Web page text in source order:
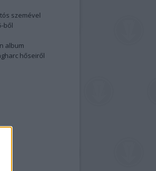
szemével
ből
album
hőseiről